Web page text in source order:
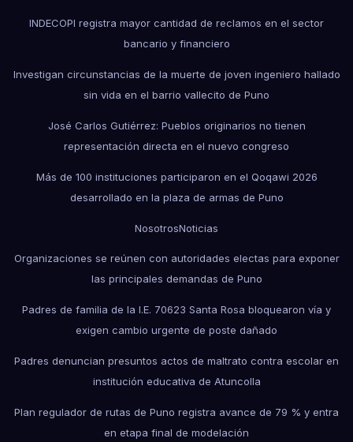
INDECOPI registra mayor cantidad de reclamos en el sector
bancario y financiero
Investigan circunstancias de la muerte de joven ingeniero hallado
sin vida en el barrio vallecito de Puno
José Carlos Gutiérrez: Pueblos originarios no tienen
representación directa en el nuevo congreso
Más de 100 instituciones participaron en el Qoqawi 2026
desarrollado en la plaza de armas de Puno
NosotrosNoticias
Organizaciones se reúnen con autoridades electas para exponer
las principales demandas de Puno
Padres de familia de la I.E. 70623 Santa Rosa bloquearon vía y
exigen cambio urgente de poste dañado
Padres denuncian presuntos actos de maltrato contra escolar en
institución educativa de Atuncolla
Plan regulador de rutas de Puno registra avance de 79 % y entra
en etapa final de modelación